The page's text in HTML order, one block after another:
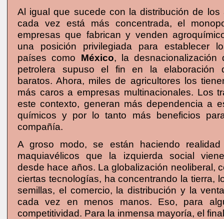
Al igual que sucede con la distribución de los
cada vez está más concentrada, el
empresas que fabrican y venden
una posición privilegiada para establecer
países como México, la desnacionalización
petrolera supuso el fin en la elaboración
baratos. Ahora, miles de agricultores los
más caros a empresas multinacionales. Los
este contexto, generan más dependencia a
químicos y por lo tanto más beneficios
compañía.
A groso modo, se están haciendo realidad
maquiavélicos que la izquierda social
desde hace años. La globalización neoliberal,
ciertas tecnologías, ha concentrando la tierra,
semillas, el comercio, la distribución y la
cada vez en menos manos. Eso, para
competitividad. Para la inmensa mayoría, el